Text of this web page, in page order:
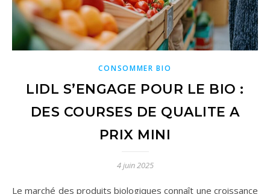
CONSOMMER BIO
LIDL S’ENGAGE POUR LE BIO :
DES COURSES DE QUALITE A
PRIX MINI
4 juin 2025
Le marché des produits biologiques connaît une croissance